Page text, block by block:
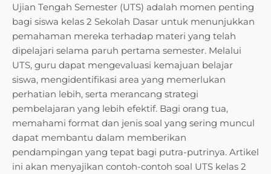
Ujian Tengah Semester (UTS) adalah momen penting
bagi siswa kelas 2 Sekolah Dasar untuk menunjukkan
pemahaman mereka terhadap materi yang telah
dipelajari selama paruh pertama semester. Melalui
UTS, guru dapat mengevaluasi kemajuan belajar
siswa, mengidentifikasi area yang memerlukan
perhatian lebih, serta merancang strategi
pembelajaran yang lebih efektif. Bagi orang tua,
memahami format dan jenis soal yang sering muncul
dapat membantu dalam memberikan
pendampingan yang tepat bagi putra-putrinya. Artikel
ini akan menyajikan contoh-contoh soal UTS kelas 2